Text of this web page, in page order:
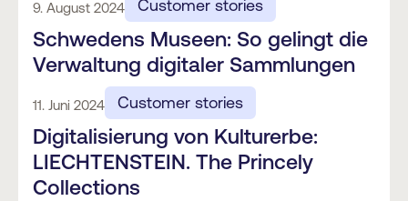
9. August 2024 Customer stories
Schwedens Museen: So gelingt die
Verwaltung digitaler Sammlungen
11. Juni 2024 Customer stories
Digitalisierung von Kulturerbe:
LIECHTENSTEIN. The Princely
Collections